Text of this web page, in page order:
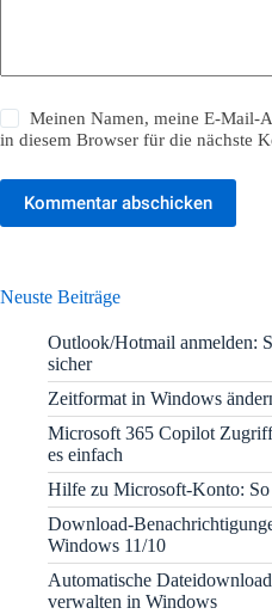
Meinen Namen, meine E-Mail-
in diesem Browser für die nächste
Kommentar abschicken
Neuste Beiträge
Outlook/Hotmail anmelden:
sicher
Zeitformat in Windows
Microsoft 365 Copilot
es einfach
Hilfe zu Microsoft-Konto: So
Download-
Windows 11/10
Automatische
verwalten in Windows